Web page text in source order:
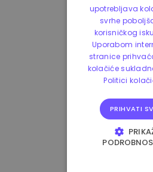
upotrebljava
svrhe
korisničkog
Uporabom
stranice
kolačiće
Politici
PRIHVATI